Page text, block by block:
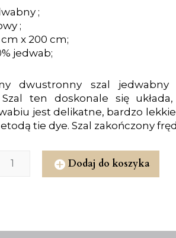
;
;
x 200 cm;
jedwab;
dwustronny szal
Szal ten doskonale się
jest delikatne, bardzo lekkie
tie dye. Szal zakończony
Dodaj do koszyka